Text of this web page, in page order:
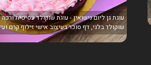
עוגת גן ליום נישואין - עוגת שוקולד עסיסית
שוקולד בלגי, דף סוכר בעיצוב אישי זילוף קרם